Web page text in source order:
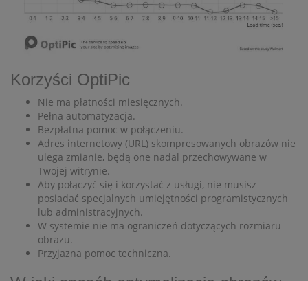
Korzyści OptiPic
Nie ma płatności miesięcznych.
Pełna automatyzacja.
Bezpłatna pomoc w połączeniu.
Adres internetowy (URL) skompresowanych obrazów nie
ulega zmianie, będą one nadal przechowywane w
Twojej witrynie.
Aby połączyć się i korzystać z usługi, nie musisz
posiadać specjalnych umiejętności programistycznych
lub administracyjnych.
W systemie nie ma ograniczeń dotyczących rozmiaru
obrazu.
Przyjazna pomoc techniczna.